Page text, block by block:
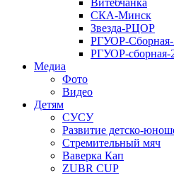
Витебчанка
СКА-Минск
Звезда-РЦОР
РГУОР-Сборная-
РГУОР-сборная-
Медиа
Фото
Видео
Детям
СУСУ
Развитие детско-
Стремительный мяч
Ваверка Кап
ZUBR CUP